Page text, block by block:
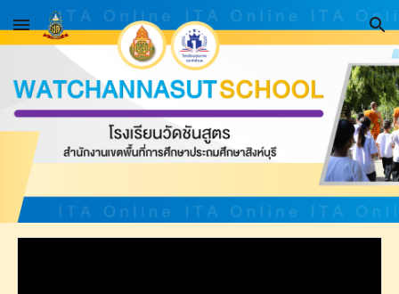
Skip to main content Skip to navigation